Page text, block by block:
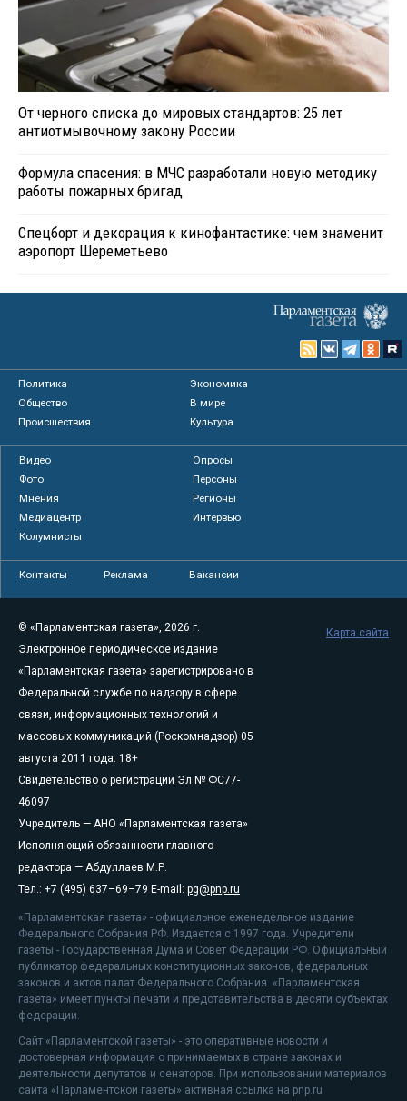
От черного списка до мировых стандартов: 25 лет
антиотмывочному закону России
Формула спасения: в МЧС разработали новую методику
работы пожарных бригад
Спецборт и декорация к кинофантастике: чем знаменит
аэропорт Шереметьево
Политика
Экономика
Общество
В мире
Происшествия
Культура
Видео
Опросы
Фото
Персоны
Мнения
Регионы
Медиацентр
Интервью
Колумнисты
Контакты Реклама Вакансии
© «Парламентская газета», 2026 г.
Электронное периодическое издание
«Парламентская газета» зарегистрировано в
Федеральной службе по надзору в сфере
связи, информационных технологий и
массовых коммуникаций (Роскомнадзор) 05
августа 2011 года. 18+
Свидетельство о регистрации Эл № ФС77-
46097
Учредитель — АНО «Парламентская газета»
Исполняющий обязанности главного
редактора — Абдуллаев М.Р.
Тел.: +7 (495) 637–69–79 E-mail: pg@pnp.ru
«Парламентская газета» - официальное еженедельное издание
Федерального Собрания РФ. Издается с 1997 года. Учредители
газеты - Государственная Дума и Совет Федерации РФ. Официальный
публикатор федеральных конституционных законов, федеральных
законов и актов палат Федерального Собрания. «Парламентская
газета» имеет пункты печати и представительства в десяти субъектах
федерации.
Сайт «Парламентской газеты» - это оперативные новости и
достоверная информация о принимаемых в стране законах и
деятельности депутатов и сенаторов. При использовании материалов
сайта «Парламентской газеты» активная ссылка на pnp.ru
Карта сайта